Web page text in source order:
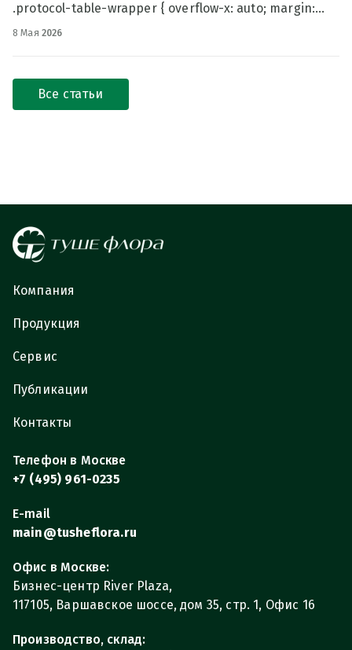
.protocol-table-wrapper { overflow-x: auto; margin:
8 Мая 2026
Все статьи
Компания
Продукция
Сервис
Публикации
Контакты
Телефон в Москве
+7 (495) 961-0235
E-mail
main@tusheflora.ru
Офис в Москве:
Бизнес-центр River Plaza,
117105, Варшавское шоссе, дом 35, стр. 1, Офис 16
Производство, склад: